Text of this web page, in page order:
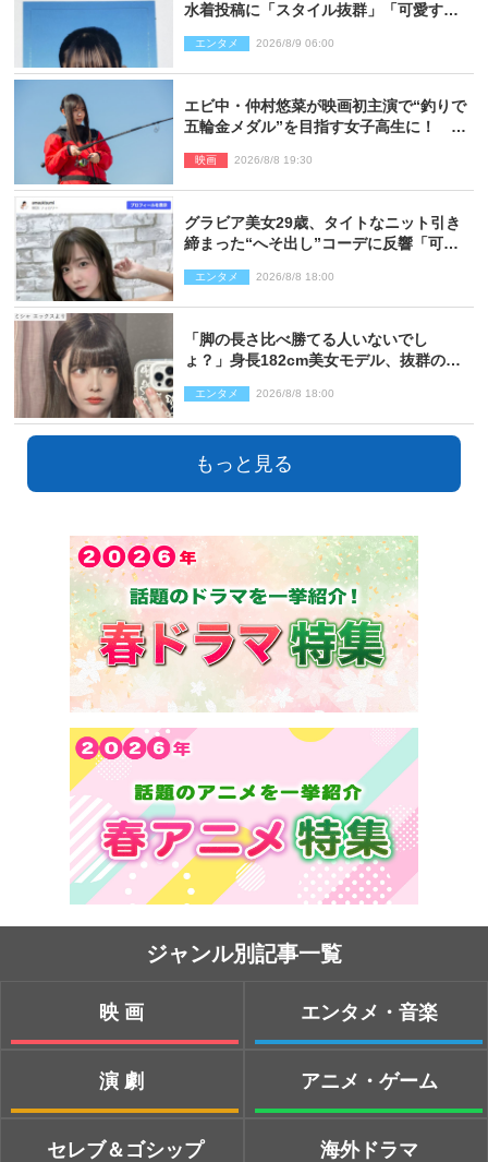
水着投稿に「スタイル抜群」「可愛すぎ
エンタメ 2026/8/9 06:00
エビ中・仲村悠菜が映画初主演で“釣りで
五輪金メダル”を目指す女子高生に！ 映
映画 2026/8/8 19:30
グラビア美女29歳、タイトなニット引き
締まった“へそ出し”コーデに反響「可愛
エンタメ 2026/8/8 18:00
「脚の長さ比べ勝てる人いないでし
ょ？」身長182cm美女モデル、抜群のプ
エンタメ 2026/8/8 18:00
もっと見る
ジャンル別記事一覧
映画
演劇
セレブ＆ゴシップ
エンタメ・音楽
アニメ・ゲーム
海外ドラマ